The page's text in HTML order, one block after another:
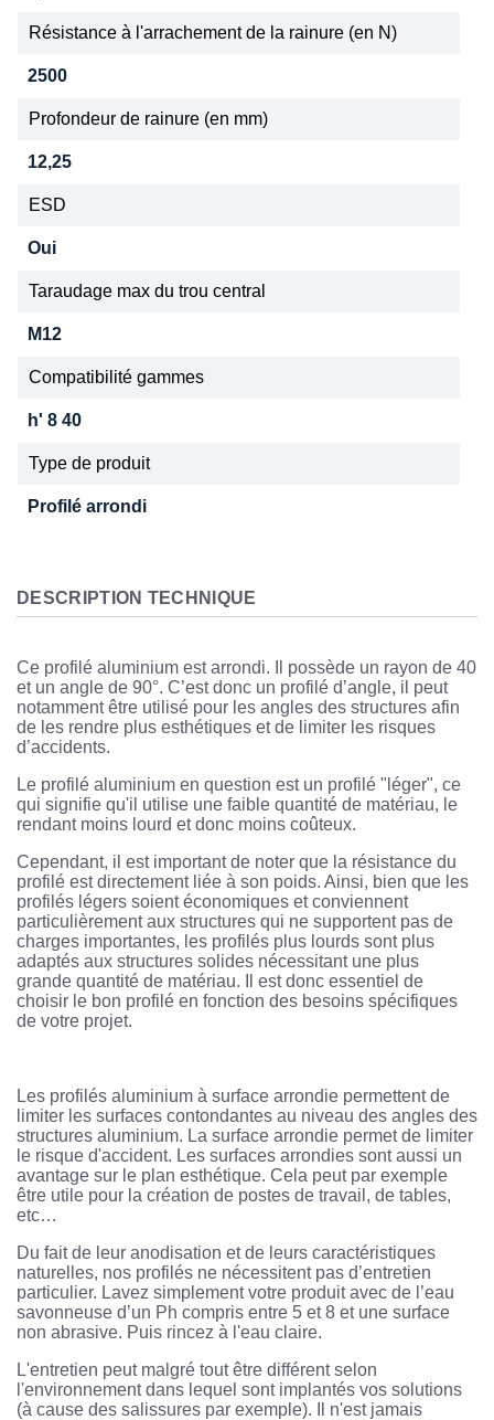
Résistance à l'arrachement de la rainure (en N)
2500
Profondeur de rainure (en mm)
12,25
ESD
Oui
Taraudage max du trou central
M12
Compatibilité gammes
h' 8 40
Type de produit
Profilé arrondi
DESCRIPTION TECHNIQUE
Ce profilé aluminium est arrondi. Il possède un rayon de 40
et un angle de 90°. C’est donc un profilé d’angle, il peut
notamment être utilisé pour les angles des structures afin
de les rendre plus esthétiques et de limiter les risques
d’accidents.
Le profilé aluminium en question est un profilé "léger", ce
qui signifie qu'il utilise une faible quantité de matériau, le
rendant moins lourd et donc moins coûteux.
Cependant, il est important de noter que la résistance du
profilé est directement liée à son poids. Ainsi, bien que les
profilés légers soient économiques et conviennent
particulièrement aux structures qui ne supportent pas de
charges importantes, les profilés plus lourds sont plus
adaptés aux structures solides nécessitant une plus
grande quantité de matériau. Il est donc essentiel de
choisir le bon profilé en fonction des besoins spécifiques
de votre projet.
Les profilés aluminium à surface arrondie permettent de
limiter les surfaces contondantes au niveau des angles des
structures aluminium. La surface arrondie permet de limiter
le risque d'accident. Les surfaces arrondies sont aussi un
avantage sur le plan esthétique. Cela peut par exemple
être utile pour la création de postes de travail, de tables,
etc…
Du fait de leur anodisation et de leurs caractéristiques
naturelles, nos profilés ne nécessitent pas d’entretien
particulier. Lavez simplement votre produit avec de l’eau
savonneuse d’un Ph compris entre 5 et 8 et une surface
non abrasive. Puis rincez à l'eau claire.
L'entretien peut malgré tout être différent selon
l'environnement dans lequel sont implantés vos solutions
(à cause des salissures par exemple). Il n'est jamais